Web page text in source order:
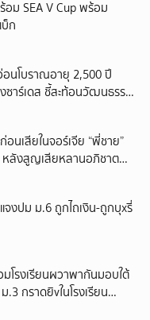
ม SEA V Cup พร้อม
ก
นโบราณอายุ 2,500 ปี
าร์เดส ชี้สะท้อนวัฒนธรรม
อนเสียในจอร์เจีย “พี่ชาย”
หลังสูญเสียหลานอภิชาต
จงปม ม.6 ถูกไถเงิน-ถูกบุxรี่
โรงเรียนผวาพากันมอบใต้
.3 กราดยิvในโรงเรียน
เลือกหน้า เสียงปืนดังสนั่น